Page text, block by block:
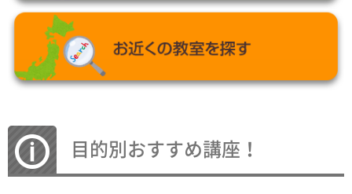
目的別おすすめ講座！